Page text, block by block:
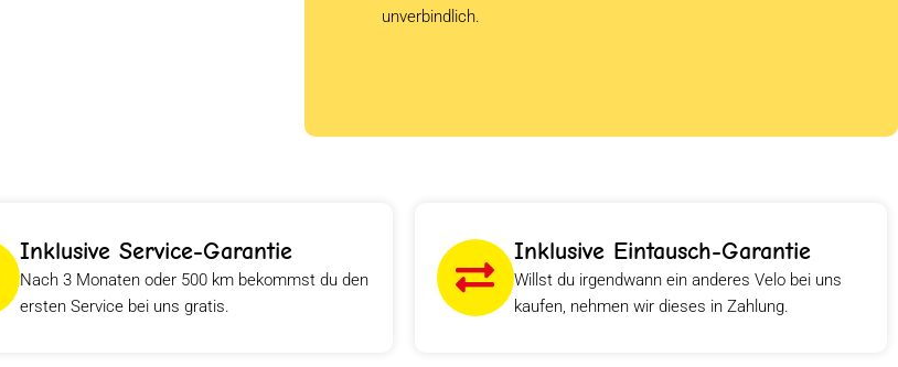
unverbindlich.
Inklusive Service-Garantie
Nach 3 Monaten oder 500 km bekommst du den
ersten Service bei uns gratis.
Inklusive Eintausch-Garantie
Willst du irgendwann ein anderes Velo bei uns
kaufen, nehmen wir dieses in Zahlung.